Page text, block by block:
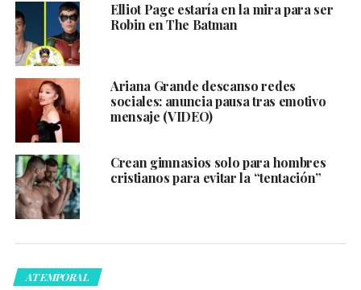
Elliot Page estaría en la mira para ser
Robin en The Batman
Ariana Grande descanso redes
sociales: anuncia pausa tras emotivo
mensaje (VIDEO)
Crean gimnasios solo para hombres
cristianos para evitar la “tentación”
ATEMPORAL